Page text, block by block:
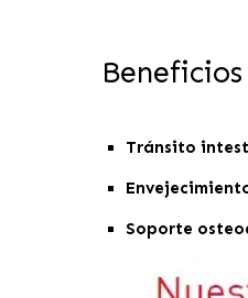
Tránsito
Soporte